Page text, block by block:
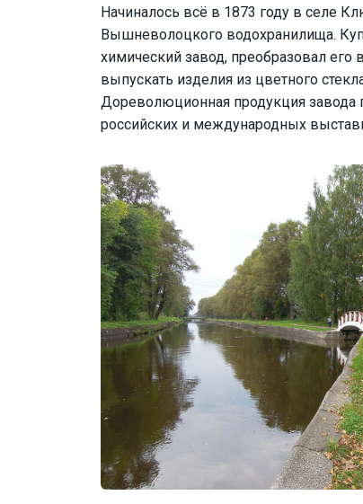
Начиналось всё в 1873 году в селе
Вышневолоцкого водохранилища.
химический завод, преобразовал его
выпускать изделия из цветного
Дореволюционная продукция завода
российских и международных